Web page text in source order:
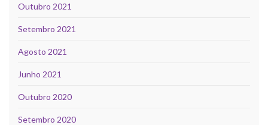
Outubro 2021
Setembro 2021
Agosto 2021
Junho 2021
Outubro 2020
Setembro 2020